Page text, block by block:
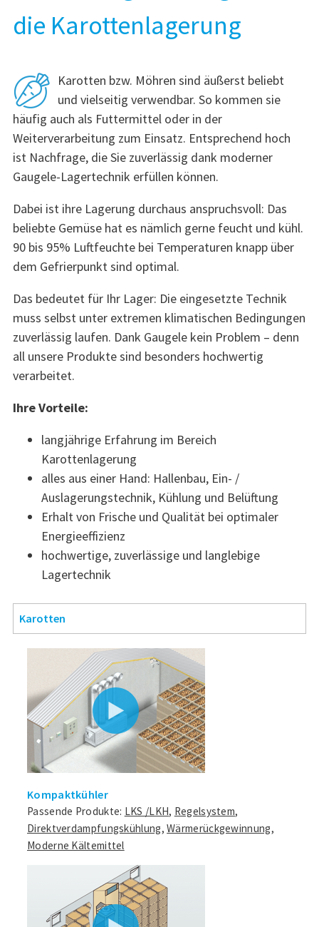
die Karottenlagerung
Karotten bzw. Möhren sind äußerst beliebt
und vielseitig verwendbar. So kommen sie
häufig auch als Futtermittel oder in der
Weiterverarbeitung zum Einsatz. Entsprechend hoch
ist Nachfrage, die Sie zuverlässig dank moderner
Gaugele-Lagertechnik erfüllen können.
Dabei ist ihre Lagerung durchaus anspruchsvoll: Das
beliebte Gemüse hat es nämlich gerne feucht und kühl.
90 bis 95% Luftfeuchte bei Temperaturen knapp über
dem Gefrierpunkt sind optimal.
Das bedeutet für Ihr Lager: Die eingesetzte Technik
muss selbst unter extremen klimatischen Bedingungen
zuverlässig laufen. Dank Gaugele kein Problem – denn
all unsere Produkte sind besonders hochwertig
verarbeitet.
Ihre Vorteile:
langjährige Erfahrung im Bereich
Karottenlagerung
alles aus einer Hand: Hallenbau, Ein- /
Auslagerungstechnik, Kühlung und Belüftung
Erhalt von Frische und Qualität bei optimaler
Energieeffizienz
hochwertige, zuverlässige und langlebige
Lagertechnik
Karotten
Kompaktkühler
Passende Produkte: LKS /LKH, Regelsystem,
Direktverdampfungskühlung,Wärmerückgewinnung,
Moderne Kältemittel